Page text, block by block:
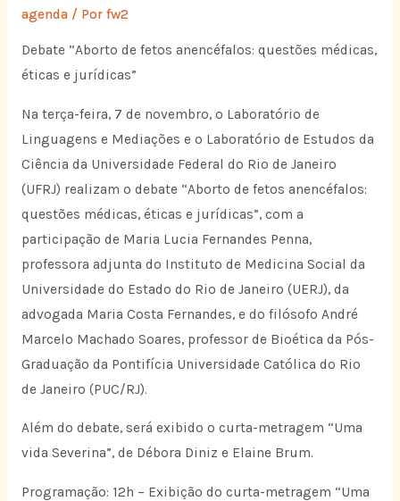
agenda/ Por fw2
Debate “Aborto de fetos anencéfalos: questões médicas,
éticas e jurídicas”
Na terça-feira, 7 de novembro, o Laboratório de
Linguagens e Mediações e o Laboratório de Estudos da
Ciência da Universidade Federal do Rio de Janeiro
(UFRJ) realizam o debate “Aborto de fetos anencéfalos:
questões médicas, éticas e jurídicas”, com a
participação de Maria Lucia Fernandes Penna,
professora adjunta do Instituto de Medicina Social da
Universidade do Estado do Rio de Janeiro (UERJ), da
advogada Maria Costa Fernandes, e do filósofo André
Marcelo Machado Soares, professor de Bioética da Pós-
Graduação da Pontifícia Universidade Católica do Rio
de Janeiro (PUC/RJ).
Além do debate, será exibido o curta-metragem “Uma
vida Severina”, de Débora Diniz e Elaine Brum.
Programação: 12h – Exibição do curta-metragem “Uma